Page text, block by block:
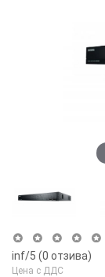
inf/5 (0 отзива)
Цена с ДДС